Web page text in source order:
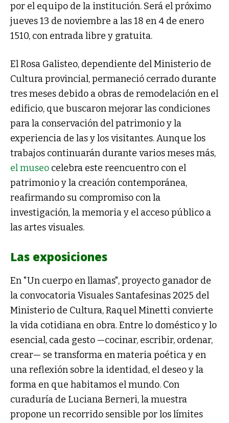
por el equipo de la institución. Será el próximo
jueves 13 de noviembre a las 18 en 4 de enero
1510, con entrada libre y gratuita.
El Rosa Galisteo, dependiente del Ministerio de
Cultura provincial, permaneció cerrado durante
tres meses debido a obras de remodelación en el
edificio, que buscaron mejorar las condiciones
para la conservación del patrimonio y la
experiencia de las y los visitantes. Aunque los
trabajos continuarán durante varios meses más,
el museo celebra este reencuentro con el
patrimonio y la creación contemporánea,
reafirmando su compromiso con la
investigación, la memoria y el acceso público a
las artes visuales.
Las exposiciones
En "Un cuerpo en llamas", proyecto ganador de
la convocatoria Visuales Santafesinas 2025 del
Ministerio de Cultura, Raquel Minetti convierte
la vida cotidiana en obra. Entre lo doméstico y lo
esencial, cada gesto —cocinar, escribir, ordenar,
crear— se transforma en materia poética y en
una reflexión sobre la identidad, el deseo y la
forma en que habitamos el mundo. Con
curaduría de Luciana Berneri, la muestra
propone un recorrido sensible por los límites